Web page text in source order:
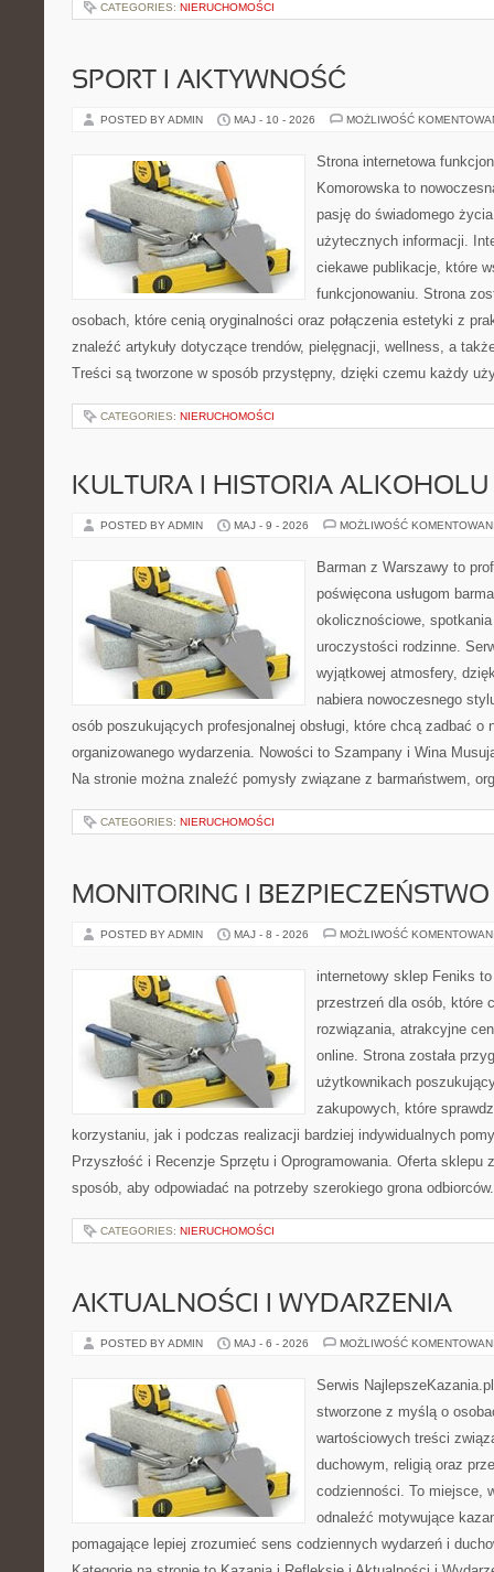
CATEGORIES: NIERUCHOMOŚCI
SPORT I AKTYWNOŚĆ
POSTED BY ADMIN MAJ - 10 - 2026 MOŻLIWOŚĆ
Strona internetowa
Komorowska to
pasję do świadomego
użytecznych informacji.
ciekawe publikacje, które
funkcjonowaniu. Strona
osobach, które cenią oryginalności oraz połączenia estetyki z
znaleźć artykuły dotyczące trendów, pielęgnacji, wellness, a
Treści są tworzone w sposób przystępny, dzięki czemu każdy
CATEGORIES: NIERUCHOMOŚCI
KULTURA I HISTORIA ALKOHOLU
POSTED BY ADMIN MAJ - 9 - 2026 MOŻLIWOŚĆ
Barman z Warszawy to
poświęcona usługom
okolicznościowe,
uroczystości rodzinne.
wyjątkowej atmosfery,
nabiera nowoczesnego
osób poszukujących profesjonalnej obsługi, które chcą zadbać o
organizowanego wydarzenia. Nowości to Szampany i Wina
Na stronie można znaleźć pomysły związane z barmaństwem,
CATEGORIES: NIERUCHOMOŚCI
MONITORING I
POSTED BY ADMIN MAJ - 8 - 2026 MOŻLIWOŚĆ
internetowy sklep Feniks
przestrzeń dla osób, które
rozwiązania, atrakcyjne
online. Strona została
użytkownikach
zakupowych, które
korzystaniu, jak i podczas realizacji bardziej indywidualnych
Przyszłość i Recenzje Sprzętu i Oprogramowania. Oferta sklepu
sposób, aby odpowiadać na potrzeby szerokiego grona
CATEGORIES: NIERUCHOMOŚCI
AKTUALNOŚCI I WYDARZENIA
POSTED BY ADMIN MAJ - 6 - 2026 MOŻLIWOŚĆ
Serwis
stworzone z myślą o
wartościowych treści
duchowym, religią oraz
codzienności. To miejsce,
odnaleźć motywujące
pomagające lepiej zrozumieć sens codziennych wydarzeń i